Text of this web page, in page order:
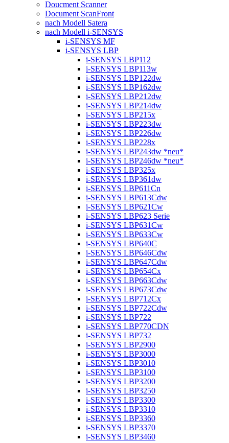
Doucment Scanner
Document ScanFront
nach Modell Satera
nach Modell i-SENSYS
i-SENSYS MF
i-SENSYS LBP
i-SENSYS LBP112
i-SENSYS LBP113w
i-SENSYS LBP122dw
i-SENSYS LBP162dw
i-SENSYS LBP212dw
i-SENSYS LBP214dw
i-SENSYS LBP215x
i-SENSYS LBP223dw
i-SENSYS LBP226dw
i-SENSYS LBP228x
i-SENSYS LBP243dw *neu*
i-SENSYS LBP246dw *neu*
i-SENSYS LBP325x
i-SENSYS LBP361dw
i-SENSYS LBP611Cn
i-SENSYS LBP613Cdw
i-SENSYS LBP621Cw
i-SENSYS LBP623 Serie
i-SENSYS LBP631Cw
i-SENSYS LBP633Cw
i-SENSYS LBP640C
i-SENSYS LBP646Cdw
i-SENSYS LBP647Cdw
i-SENSYS LBP654Cx
i-SENSYS LBP663Cdw
i-SENSYS LBP673Cdw
i-SENSYS LBP712Cx
i-SENSYS LBP722Cdw
i-SENSYS LBP722
i-SENSYS LBP770CDN
i-SENSYS LBP732
i-SENSYS LBP2900
i-SENSYS LBP3000
i-SENSYS LBP3010
i-SENSYS LBP3100
i-SENSYS LBP3200
i-SENSYS LBP3250
i-SENSYS LBP3300
i-SENSYS LBP3310
i-SENSYS LBP3360
i-SENSYS LBP3370
i-SENSYS LBP3460